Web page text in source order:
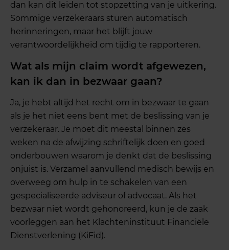
dan kan dit leiden tot stopzetting van je uitkering.
Sommige verzekeraars sturen automatisch
herinneringen, maar het blijft jouw
verantwoordelijkheid om tijdig te rapporteren.
Wat als mijn claim wordt afgewezen,
kan ik dan in bezwaar gaan?
Ja, je hebt altijd het recht om in bezwaar te gaan
als je het niet eens bent met de beslissing van je
verzekeraar. Je moet dit meestal binnen zes
weken na de afwijzing schriftelijk doen en goed
onderbouwen waarom je denkt dat de beslissing
onjuist is. Verzamel aanvullend medisch bewijs en
overweeg om hulp in te schakelen van een
gespecialiseerde adviseur of advocaat. Als het
bezwaar niet wordt gehonoreerd, kun je de zaak
voorleggen aan het Klachteninstituut Financiële
Dienstverlening (KiFid).